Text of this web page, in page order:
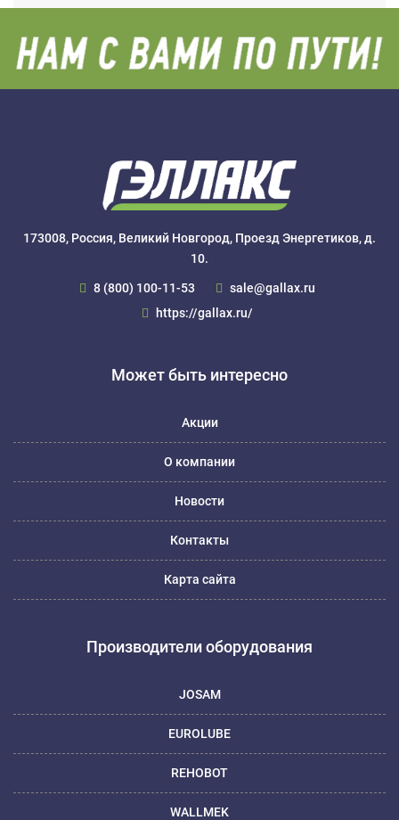
173008, Россия, Великий Новгород, Проезд Энергетиков, д.
10.
8 (800) 100-11-53
sale@gallax.ru
https://gallax.ru/
Может быть интересно
Акции
О компании
Новости
Контакты
Карта сайта
Производители оборудования
JOSAM
EUROLUBE
REHOBOT
WALLMEK